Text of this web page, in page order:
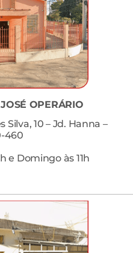
OPERÁRIO
10 – Jd. Hanna –
460
e Domingo às 11h